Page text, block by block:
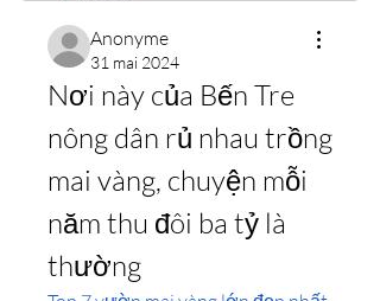
Anonyme
31 mai 2024
Nơi này của Bến Tre
nông dân rủ nhau trồng
mai vàng, chuyện mỗi
năm thu đôi ba tỷ là
thường